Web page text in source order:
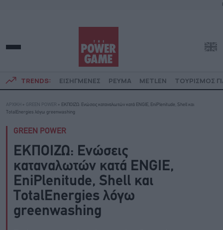
TRENDS: ΕΙΣΗΓΜΕΝΕΣ ΡΕΥΜΑ METLEN ΤΟΥΡΙΣΜΟΣ
ΑΡΧΙΚΗ » GREEN POWER » ΕΚΠΟΙΖΩ: Ενώσεις καταναλωτών κατά ENGIE, EniPlenitude, Shell και
TotalEnergies λόγω greenwashing
GREEN POWER
ΕΚΠΟΙΖΩ: Ενώσεις
καταναλωτών κατά ENGIE,
EniPlenitude, Shell και
TotalEnergies λόγω
greenwashing